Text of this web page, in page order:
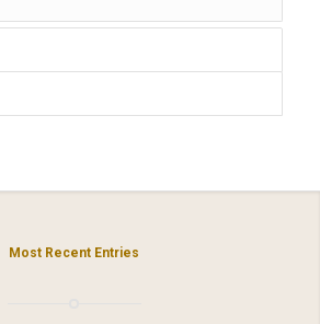
Most Recent Entries